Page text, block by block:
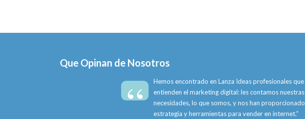
Que Opinan de Nosotros
“
Hemos encontrado en Lanza Ideas profesionales que
entienden el marketing digital: les contamos nuestras
necesidades, lo que somos, y nos han proporcionado
estrategia y herramientas para vender en internet.”